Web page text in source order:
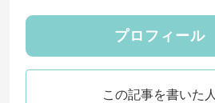
プロフィール
この記事を書いた人